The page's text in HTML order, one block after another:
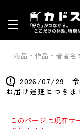
2026/07/29 令
お届け遅延につきま
このページは現在サ